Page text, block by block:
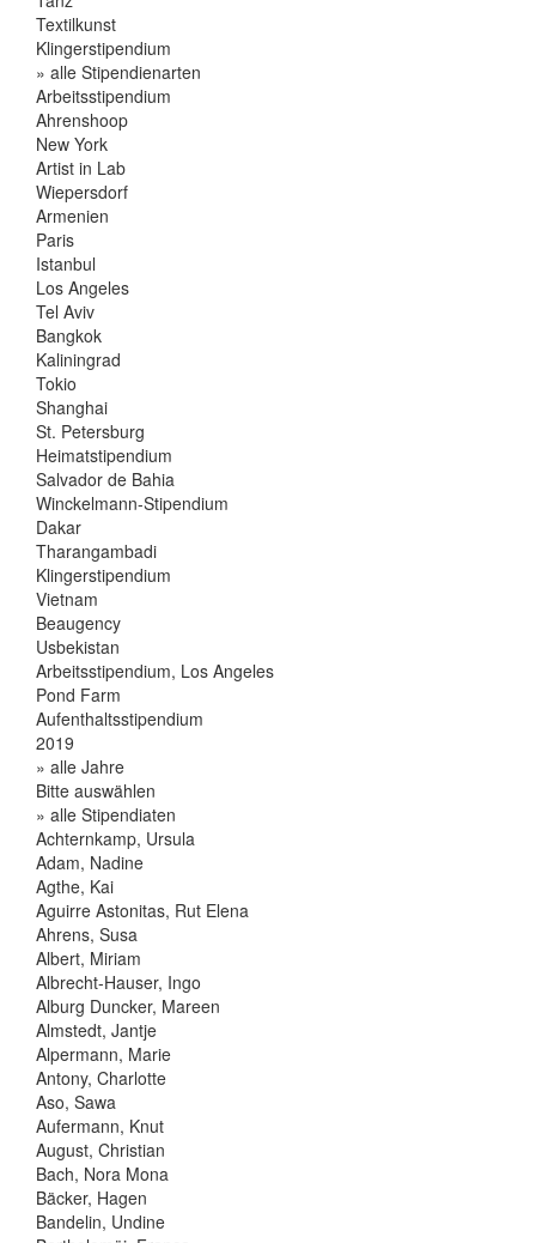
Textilkunst
Klingerstipendium
» alle Stipendienarten
Arbeitsstipendium
Ahrenshoop
New York
Artist in Lab
Wiepersdorf
Armenien
Paris
Istanbul
Los Angeles
Tel Aviv
Bangkok
Kaliningrad
Tokio
Shanghai
St. Petersburg
Heimatstipendium
Salvador de Bahia
Winckelmann-Stipendium
Dakar
Tharangambadi
Klingerstipendium
Vietnam
Beaugency
Usbekistan
Arbeitsstipendium, Los Angeles
Pond Farm
Aufenthaltsstipendium
2019
» alle Jahre
Bitte auswählen
» alle Stipendiaten
Achternkamp, Ursula
Adam, Nadine
Agthe, Kai
Aguirre Astonitas, Rut Elena
Ahrens, Susa
Albert, Miriam
Albrecht-Hauser, Ingo
Alburg Duncker, Mareen
Almstedt, Jantje
Alpermann, Marie
Antony, Charlotte
Aso, Sawa
Aufermann, Knut
August, Christian
Bach, Nora Mona
Bäcker, Hagen
Bandelin, Undine